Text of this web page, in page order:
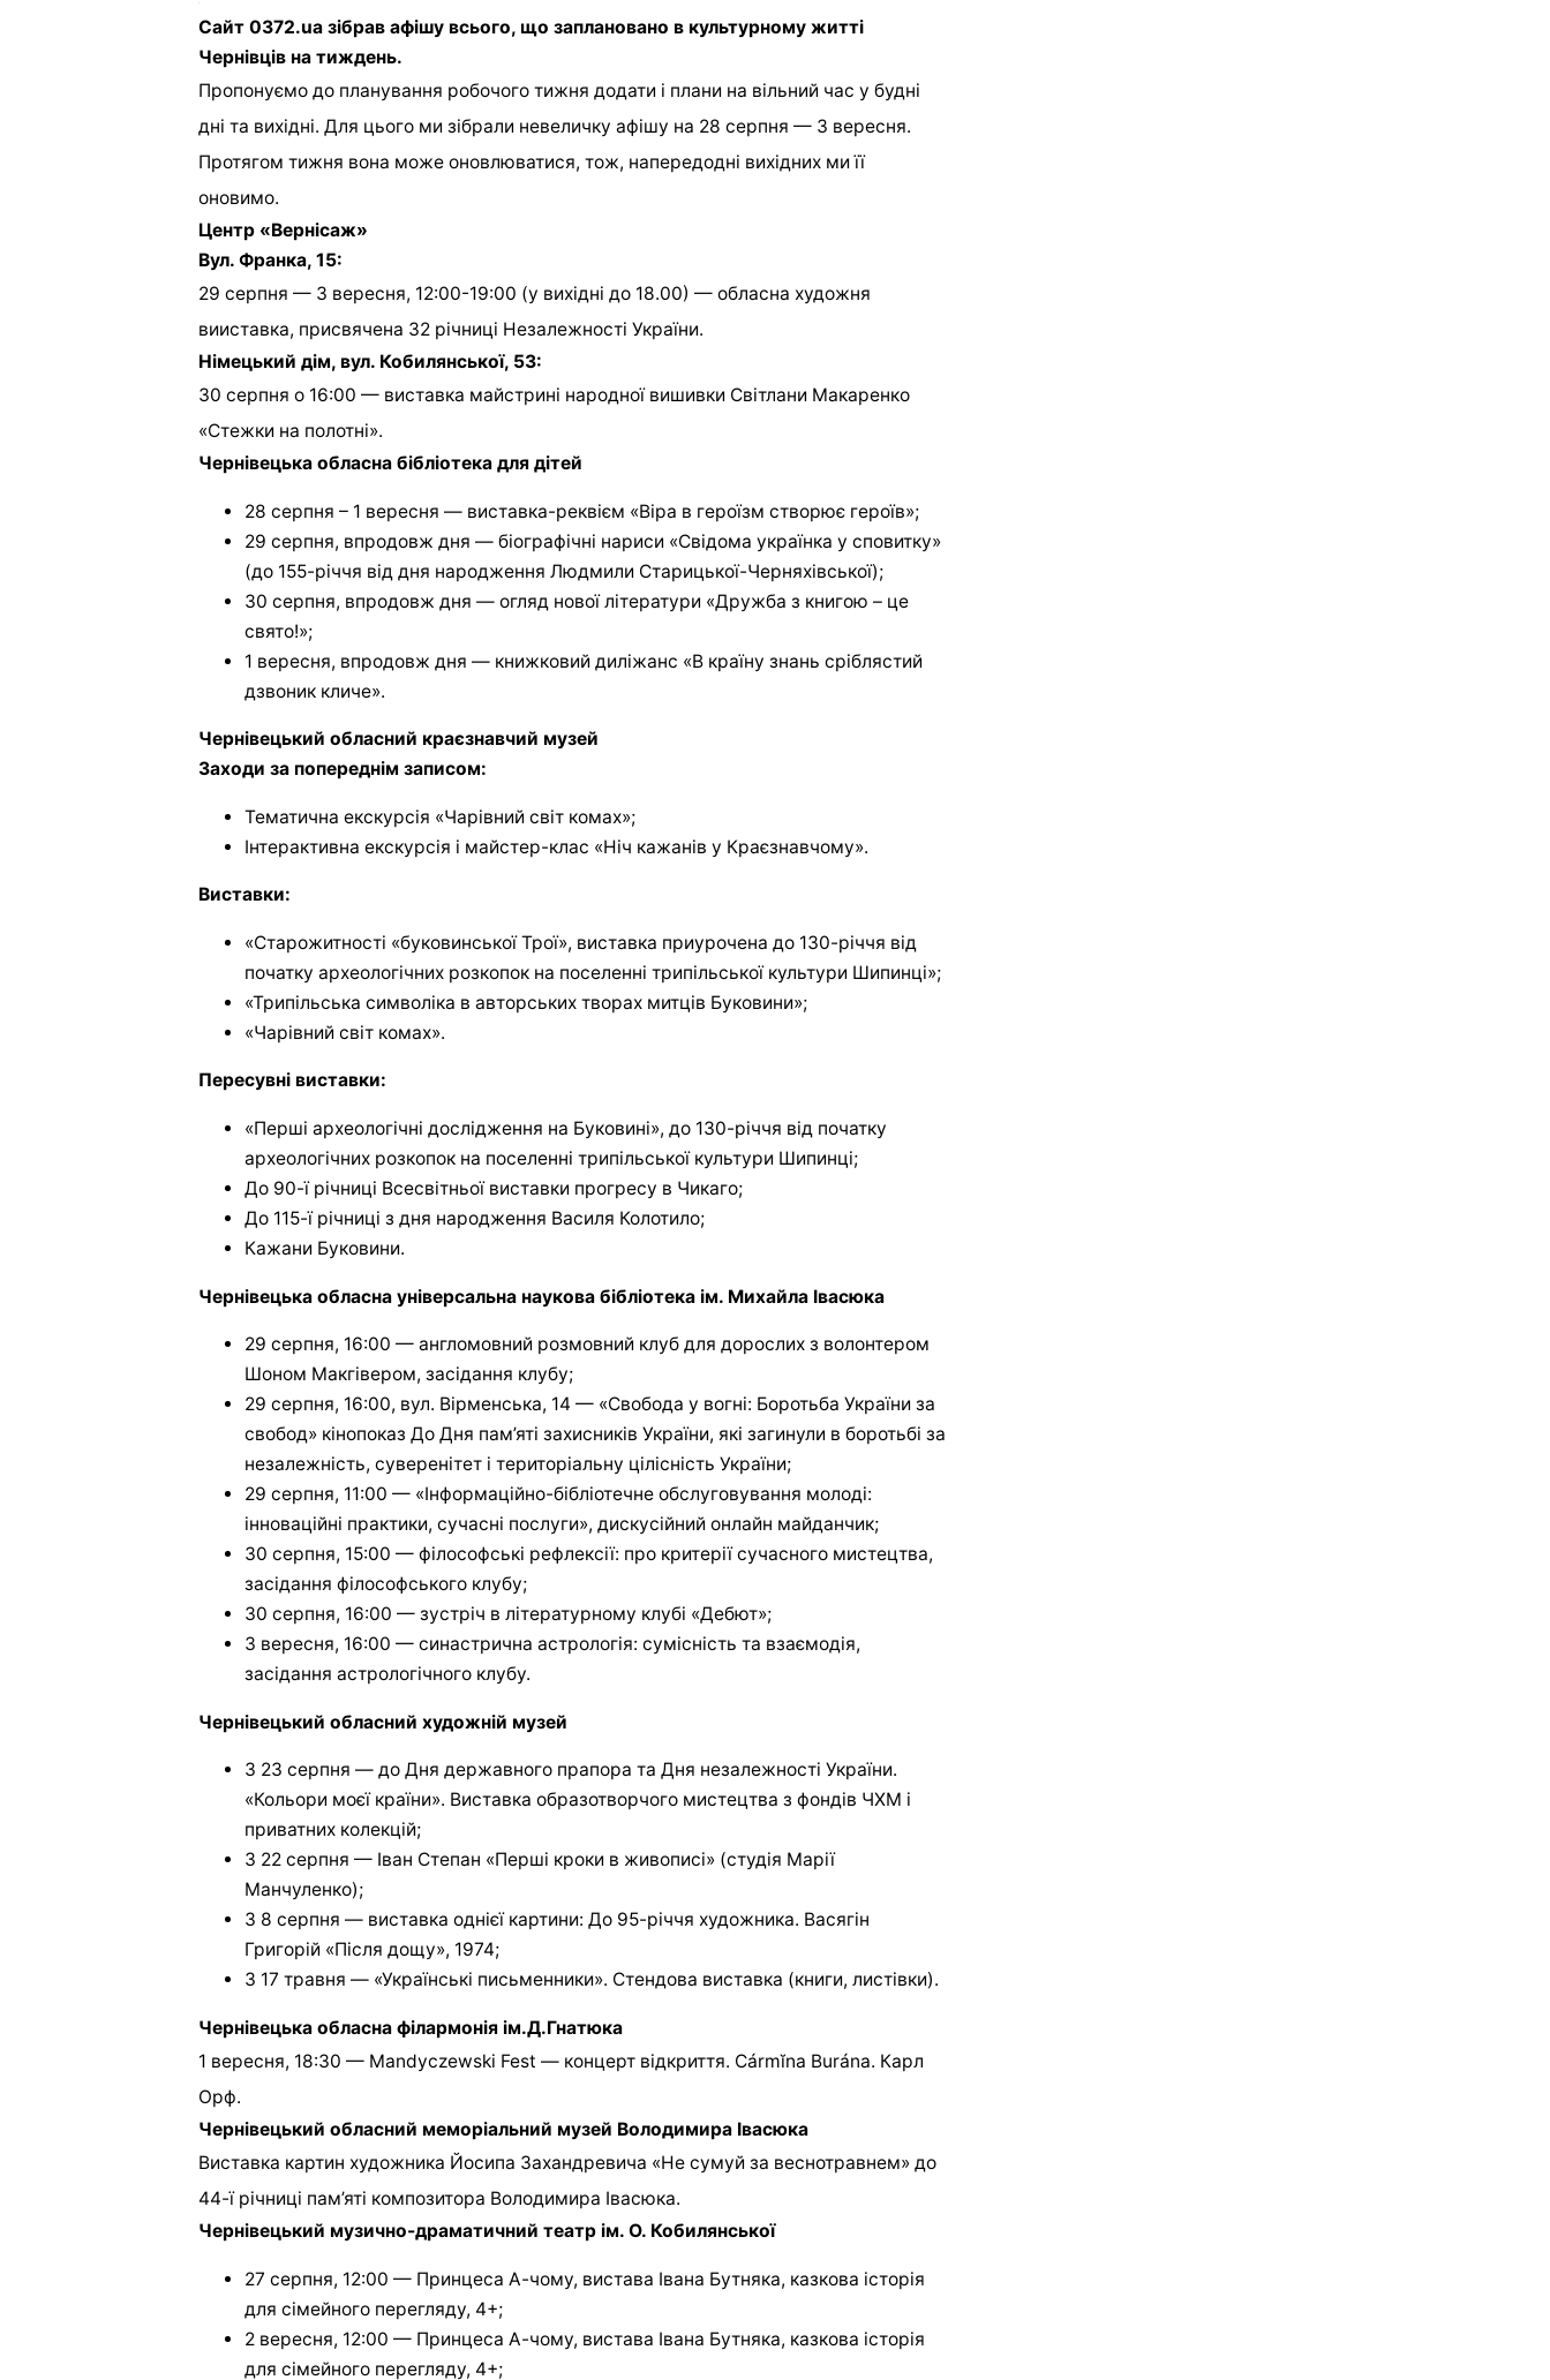
Сайт 0372.ua зібрав афішу всього, що заплановано в культурному житті
Чернівців на тиждень.
Пропонуємо до планування робочого тижня додати і плани на вільний час у будні
дні та вихідні. Для цього ми зібрали невеличку афішу на 28 серпня — 3 вересня.
Протягом тижня вона може оновлюватися, тож, напередодні вихідних ми її
оновимо.
Центр «Вернісаж»
Вул. Франка, 15:
29 серпня — 3 вересня, 12:00-19:00 (у вихідні до 18.00) — обласна художня
вииставка, присвячена 32 річниці Незалежності України.
Німецький дім, вул. Кобилянської, 53:
30 серпня о 16:00 — виставка майстрині народної вишивки Світлани Макаренко
«Стежки на полотні».
Чернівецька обласна бібліотека для дітей
28 серпня – 1 вересня — виставка-реквієм «Віра в героїзм створює героїв»;
29 серпня, впродовж дня — біографічні нариси «Свідома українка у сповитку»
(до 155-річчя від дня народження Людмили Старицької-Черняхівської);
30 серпня, впродовж дня — огляд нової літератури «Дружба з книгою – це
свято!»;
1 вересня, впродовж дня — книжковий диліжанс «В країну знань сріблястий
дзвоник кличе».
Чернівецький обласний краєзнавчий музей
Заходи за попереднім записом:
Тематична екскурсія «Чарівний світ комах»;
Інтерактивна екскурсія і майстер-клас «Ніч кажанів у Краєзнавчому».
Виставки:
«Старожитності «буковинської Трої», виставка приурочена до 130-річчя від
початку археологічних розкопок на поселенні трипільської культури Шипинці»;
«Трипільська символіка в авторських творах митців Буковини»;
«Чарівний світ комах».
Пересувні виставки:
«Перші археологічні дослідження на Буковині», до 130-річчя від початку
археологічних розкопок на поселенні трипільської культури Шипинці;
До 90-ї річниці Всесвітньої виставки прогресу в Чикаго;
До 115-ї річниці з дня народження Василя Колотило;
Кажани Буковини.
Чернівецька обласна універсальна наукова бібліотека ім. Михайла Івасюка
29 серпня, 16:00 — англомовний розмовний клуб для дорослих з волонтером
Шоном Макгівером, засідання клубу;
29 серпня, 16:00, вул. Вірменська, 14 — «Свобода у вогні: Боротьба України за
свобод» кінопоказ До Дня пам’яті захисників України, які загинули в боротьбі за
незалежність, суверенітет і територіальну цілісність України;
29 серпня, 11:00 — «Інформаційно-бібліотечне обслуговування молоді:
інноваційні практики, сучасні послуги», дискусійний онлайн майданчик;
30 серпня, 15:00 — філософські рефлексії: про критерії сучасного мистецтва,
засідання філософського клубу;
30 серпня, 16:00 — зустріч в літературному клубі «Дебют»;
3 вересня, 16:00 — синастрична астрологія: сумісність та взаємодія,
засідання астрологічного клубу.
Чернівецький обласний художній музей
З 23 серпня — до Дня державного прапора та Дня незалежності України.
«Кольори моєї країни». Виставка образотворчого мистецтва з фондів ЧХМ і
приватних колекцій;
З 22 серпня — Іван Степан «Перші кроки в живописі» (студія Марії
Манчуленко);
З 8 серпня — виставка однієї картини: До 95-річчя художника. Васягін
Григорій «Після дощу», 1974;
З 17 травня — «Українські письменники». Стендова виставка (книги, листівки).
Чернівецька обласна філармонія ім.Д.Гнатюка
1 вересня, 18:30 — Mandyczewski Fest — концерт відкриття. Cármĭna Burána. Карл
Орф.
Чернівецький обласний меморіальний музей Володимира Івасюка
Виставка картин художника Йосипа Захандревича «Не сумуй за веснотравнем» до
44-ї річниці пам’яті композитора Володимира Івасюка.
Чернівецький музично-драматичний театр ім. О. Кобилянської
27 серпня, 12:00 — Принцеса А-чому, вистава Івана Бутняка, казкова історія
для сімейного перегляду, 4+;
2 вересня, 12:00 — Принцеса А-чому, вистава Івана Бутняка, казкова історія
для сімейного перегляду, 4+;